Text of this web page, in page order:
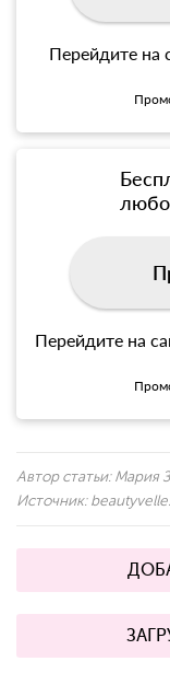
Перейдите на
Перейдите на
Автор статьи: Мария
Источник: